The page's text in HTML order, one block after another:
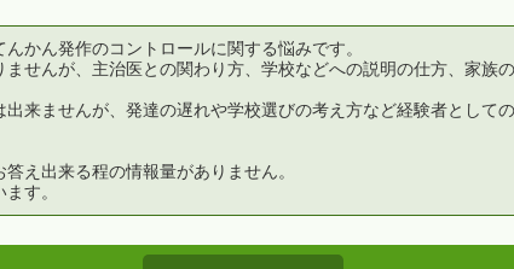
かん発作のコントロールに関する悩みです。
せんが、主治医との関わり方、学校などへの説明の仕方、家族
来ませんが、発達の遅れや学校選びの考え方など経験者として
え出来る程の情報量がありません。
す。